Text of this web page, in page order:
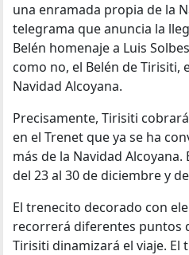
una enramada propia de la
telegrama que anuncia la
Belén homenaje a Luis
como no, el Belén de Tirisiti,
Navidad Alcoyana.
Precisamente, Tirisiti
en el Trenet que ya se ha
más de la Navidad
del 23 al 30 de diciembre y
El trenecito decorado con
recorrerá diferentes puntos
Tirisiti dinamizará el viaje. El